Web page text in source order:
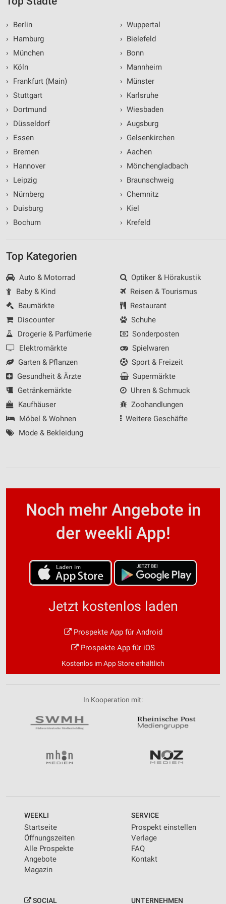
›
Berlin
›
Hamburg
›
München
›
Köln
›
Frankfurt (Main)
› Stuttgart
›
Dortmund
›
Düsseldorf
›
Essen
›
Bremen
›
Hannover
›
Leipzig
›
Nürnberg
›
Duisburg
›
Bochum
› Wuppertal
› Bielefeld
› Bonn
› Mannheim
› Münster
› Karlsruhe
› Wiesbaden
› Augsburg
› Gelsenkirchen
› Aachen
› Mönchengladbach
› Braunschweig
› Chemnitz
› Kiel
› Krefeld
Top Kategorien
Auto & Motorrad
Baby & Kind
Baumärkte
Discounter
Drogerie & Parfümerie
Elektromärkte
Garten & Pflanzen
Gesundheit & Ärzte
Getränkemärkte
Kaufhäuser
Möbel & Wohnen
Mode & Bekleidung
Optiker & Hörakustik
Reisen & Tourismus
Restaurant
Schuhe
Sonderposten
Spielwaren
Sport & Freizeit
Supermärkte
Uhren & Schmuck
Zoohandlungen
Weitere Geschäfte
Noch mehr Angebote in
der weekli App!
Jetzt kostenlos laden
Prospekte App für Android
Prospekte App für iOS
Kostenlos im App Store erhältlich
In Kooperation mit:
WEEKLI
Startseite
Öffnungszeiten
Alle Prospekte
Angebote
Magazin
SERVICE
Prospekt einstellen
Verlage
FAQ
Kontakt
SOCIAL UNTERNEHMEN